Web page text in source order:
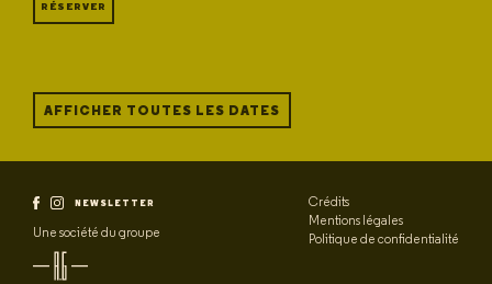
RÉSERVER
AFFICHER TOUTES LES DATES
NEWSLETTER
Crédits
Mentions légales
Politique de confidentialité
Une société du groupe